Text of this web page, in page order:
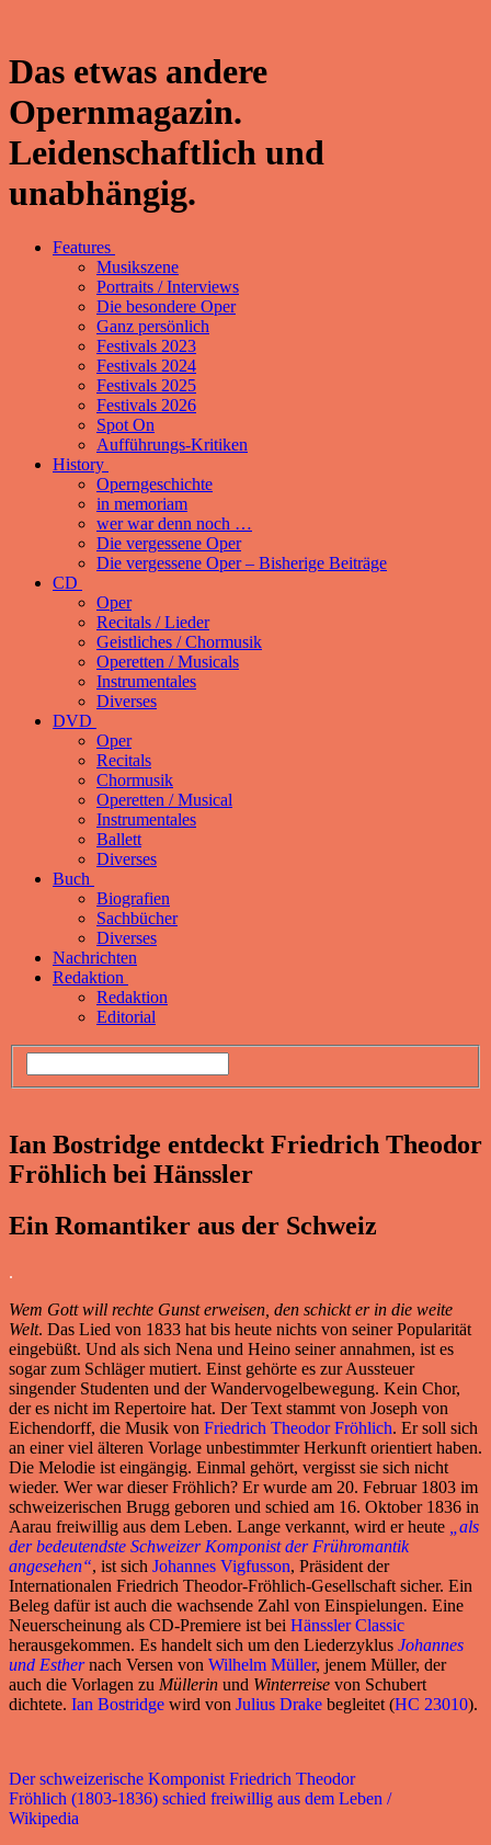
Das etwas andere
Opernmagazin.
Leidenschaftlich und
unabhängig.
Features
Musikszene
Portraits / Interviews
Die besondere Oper
Ganz persönlich
Festivals 2023
Festivals 2024
Festivals 2025
Festivals 2026
Spot On
Aufführungs-Kritiken
History
Operngeschichte
in memoriam
wer war denn noch …
Die vergessene Oper
Die vergessene Oper – Bisherige Beiträge
CD
Oper
Recitals / Lieder
Geistliches / Chormusik
Operetten / Musicals
Instrumentales
Diverses
DVD
Oper
Recitals
Chormusik
Operetten / Musical
Instrumentales
Ballett
Diverses
Buch
Biografien
Sachbücher
Diverses
Nachrichten
Redaktion
Redaktion
Editorial
Ian Bostridge entdeckt Friedrich Theodor
Fröhlich bei Hänssler
Ein Romantiker aus der Schweiz
.
Wem Gott will rechte Gunst erweisen, den schickt er in die weite
Welt. Das Lied von 1833 hat bis heute nichts von seiner Popularität
eingebüßt. Und als sich Nena und Heino seiner annahmen, ist es
sogar zum Schläger mutiert. Einst gehörte es zur Aussteuer
singender Studenten und der Wandervogelbewegung. Kein Chor,
der es nicht im Repertoire hat. Der Text stammt von Joseph von
Eichendorff, die Musik von Friedrich Theodor Fröhlich. Er soll sich
an einer viel älteren Vorlage unbestimmter Herkunft orientiert haben.
Die Melodie ist eingängig. Einmal gehört, vergisst sie sich nicht
wieder. Wer war dieser Fröhlich? Er wurde am 20. Februar 1803 im
schweizerischen Brugg geboren und schied am 16. Oktober 1836 in
Aarau freiwillig aus dem Leben. Lange verkannt, wird er heute „als
der bedeutendste Schweizer Komponist der Frühromantik
angesehen“, ist sich Johannes Vigfusson, Präsident der
Internationalen Friedrich Theodor-Fröhlich-Gesellschaft sicher. Ein
Beleg dafür ist auch die wachsende Zahl von Einspielungen. Eine
Neuerscheinung als CD-Premiere ist bei Hänssler Classic
herausgekommen. Es handelt sich um den Liederzyklus Johannes
und Esthernach Versen von Wilhelm Müller, jenem Müller, der
auch die Vorlagen zu Müllerin und Winterreise von Schubert
dichtete. Ian Bostridge wird von Julius Drake begleitet (HC 23010).
Der schweizerische Komponist Friedrich Theodor
Fröhlich (1803-1836) schied freiwillig aus dem Leben /
Wikipedia